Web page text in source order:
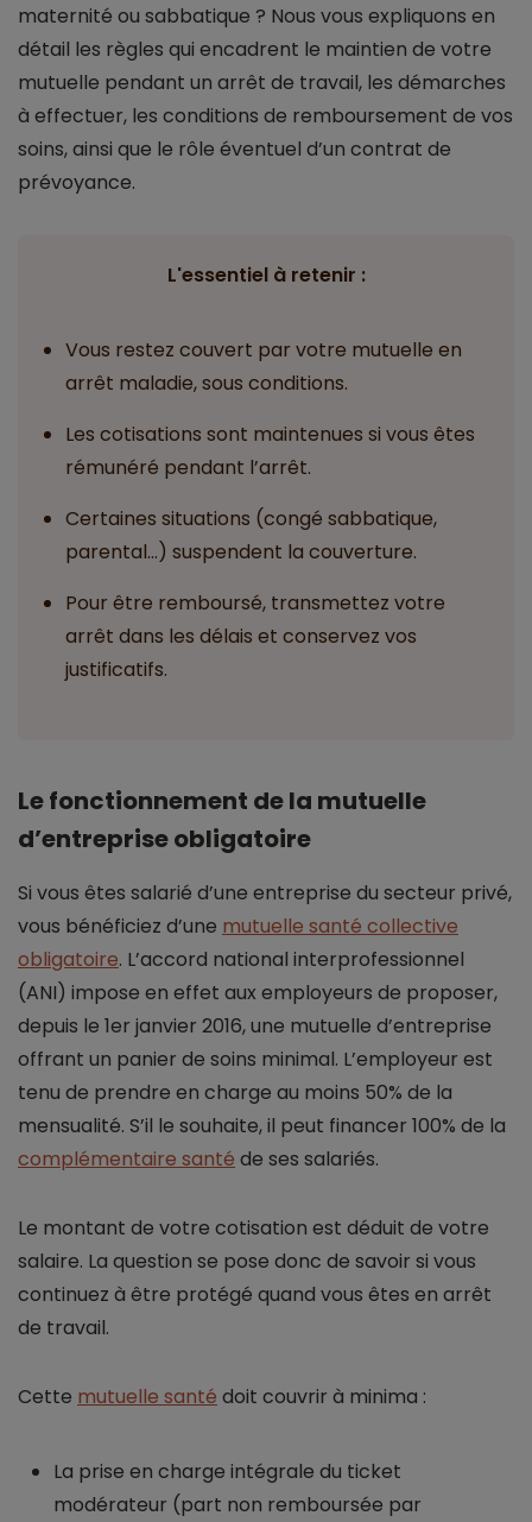
maternité ou sabbatique ? Nous vous expliquons en
détail les règles qui encadrent le maintien de votre
mutuelle pendant un arrêt de travail, les démarches
à effectuer, les conditions de remboursement de vos
soins, ainsi que le rôle éventuel d’un contrat de
prévoyance.
L'essentiel à retenir :
Vous restez couvert par votre mutuelle en
arrêt maladie, sous conditions.
Les cotisations sont maintenues si vous êtes
rémunéré pendant l’arrêt.
Certaines situations (congé sabbatique,
parental…) suspendent la couverture.
Pour être remboursé, transmettez votre
arrêt dans les délais et conservez vos
justificatifs.
Le fonctionnement de la mutuelle
d’entreprise obligatoire
Si vous êtes salarié d’une entreprise du secteur privé,
vous bénéficiez d’une mutuelle santé collective
obligatoire. L’accord national interprofessionnel
(ANI) impose en effet aux employeurs de proposer,
depuis le 1er janvier 2016, une mutuelle d’entreprise
offrant un panier de soins minimal. L’employeur est
tenu de prendre en charge au moins 50% de la
mensualité. S’il le souhaite, il peut financer 100% de la
complémentaire santé de ses salariés.
Le montant de votre cotisation est déduit de votre
salaire. La question se pose donc de savoir si vous
continuez à être protégé quand vous êtes en arrêt
de travail.
Cette mutuelle santé doit couvrir à minima :
La prise en charge intégrale du ticket
modérateur (part non remboursée par